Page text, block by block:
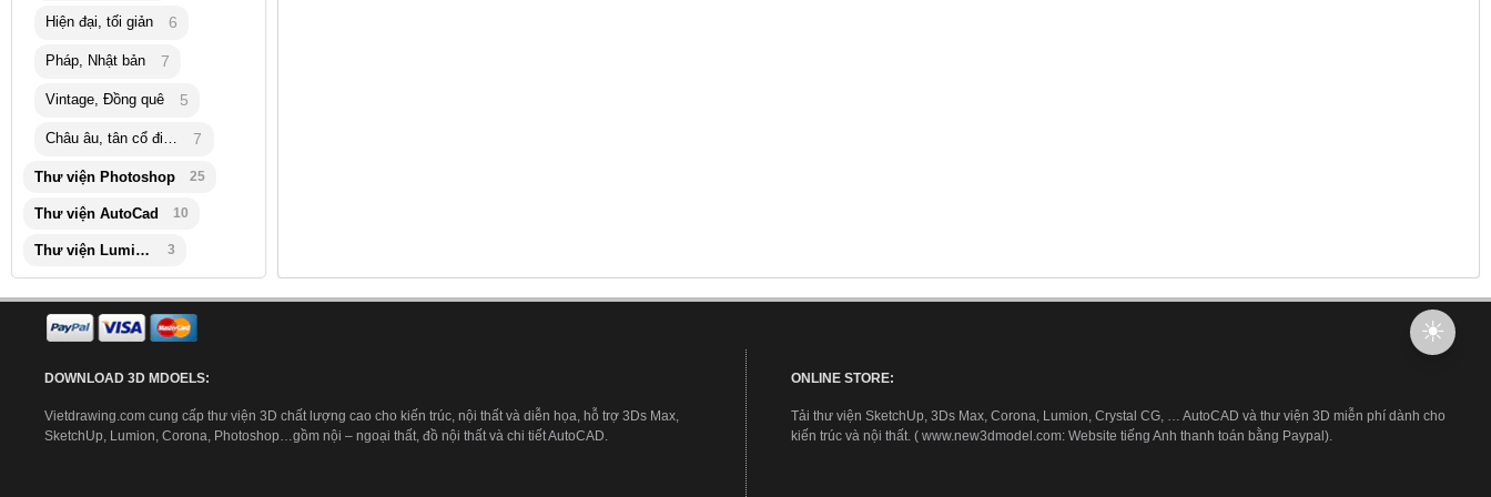
Hiện đại, tối giản 6
Pháp, Nhật bản 7
Vintage, Đồng quê 5
Châu âu, tân cổ điển 7
Thư viện Photoshop 25
Thư viện AutoCad 10
Thư viện Lumion 3
DOWNLOAD 3D MDOELS:
Vietdrawing.com cung cấp thư viện 3D chất lượng cao cho kiến trúc, nội thất và diễn họa, hỗ trợ 3Ds Max,
SketchUp, Lumion, Corona, Photoshop…gồm nội – ngoại thất, đồ nội thất và chi tiết AutoCAD.
ONLINE STORE:
Tải thư viện SketchUp, 3Ds Max, Corona, Lumion, Crystal CG, … AutoCAD và thư viện 3D miễn phí dành cho
kiến trúc và nội thất. ( www.new3dmodel.com: Website tiếng Anh thanh toán bằng Paypal).